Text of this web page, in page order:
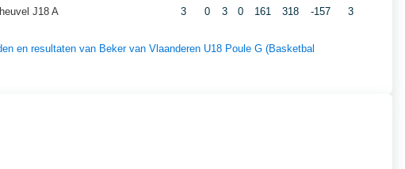
J18 A 3 0 3 0 161 318 -157 3
en resultaten van Beker van Vlaanderen U18 Poule G (Basketbal